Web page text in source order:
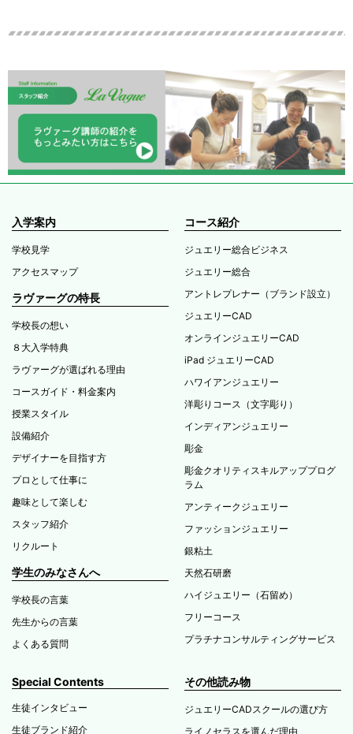
入学案内
学校見学
アクセスマップ
ラヴァーグの特長
学校長の想い
８大入学特典
ラヴァーグが選ばれる理由
コースガイド・料金案内
授業スタイル
設備紹介
デザイナーを目指す方
プロとして仕事に
趣味として楽しむ
スタッフ紹介
リクルート
学生のみなさんへ
学校長の言葉
先生からの言葉
よくある質問
コース紹介
ジュエリー総合ビジネス
ジュエリー総合
アントレプレナー（ブランド設立）
ジュエリーCAD
オンラインジュエリーCAD
iPad ジュエリーCAD
ハワイアンジュエリー
洋彫りコース（文字彫り）
インディアンジュエリー
彫金
彫金クオリティスキルアッププログ
ラム
アンティークジュエリー
ファッションジュエリー
銀粘土
天然石研磨
ハイジュエリー（石留め）
フリーコース
プラチナコンサルティングサービス
Special Contents
生徒インタビュー
生徒ブランド紹介
その他読み物
ジュエリーCADスクールの選び方
ライノセラスを選んだ理由